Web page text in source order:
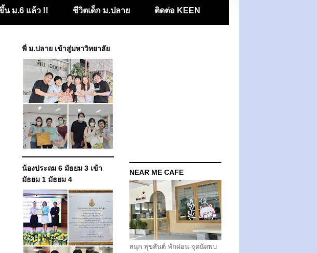
น ม.6 แล้ว !! ชีวิตเด็ก ม.ปลาย ติดต่อ KEEN
พี่ ม.ปลาย เข้าสู่มหาวิทยาลัย
น้องประถม 6 มัธยม 3 เข้า
มัธยม 1 มัธยม 4
NEAR ME CAFE
สนุก สุขสันต์ พักผ่อน จุดนัดพบ